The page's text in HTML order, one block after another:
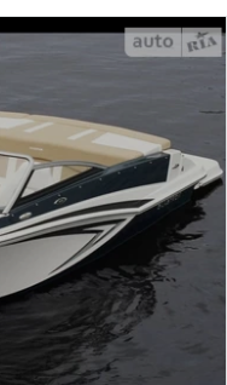
авто за небольшие
уровня авто, а именно
эл.
который уж очень
дороже чем подобное
сделал и
- газа, город 10-11
т. к. ни разу на
- это юбка бампера,
Но частично
на 3-4 см.